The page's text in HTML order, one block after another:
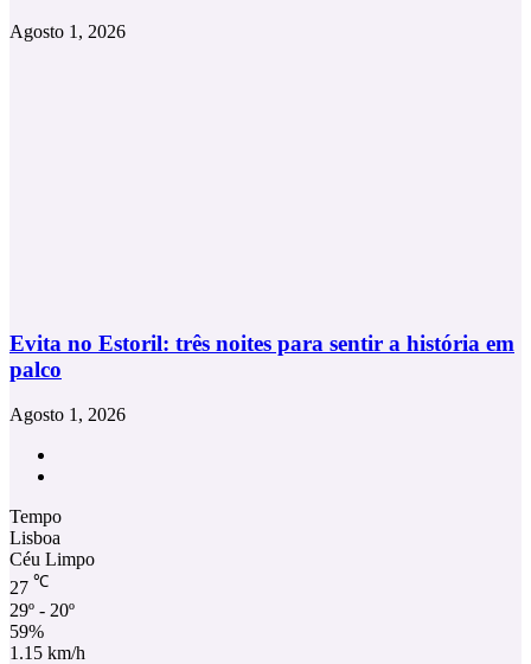
Agosto 1, 2026
Evita no Estoril: três noites para sentir a história em
palco
Agosto 1, 2026
Tempo
Lisboa
Céu Limpo
27 ℃
29º - 20º
59%
1.15 km/h